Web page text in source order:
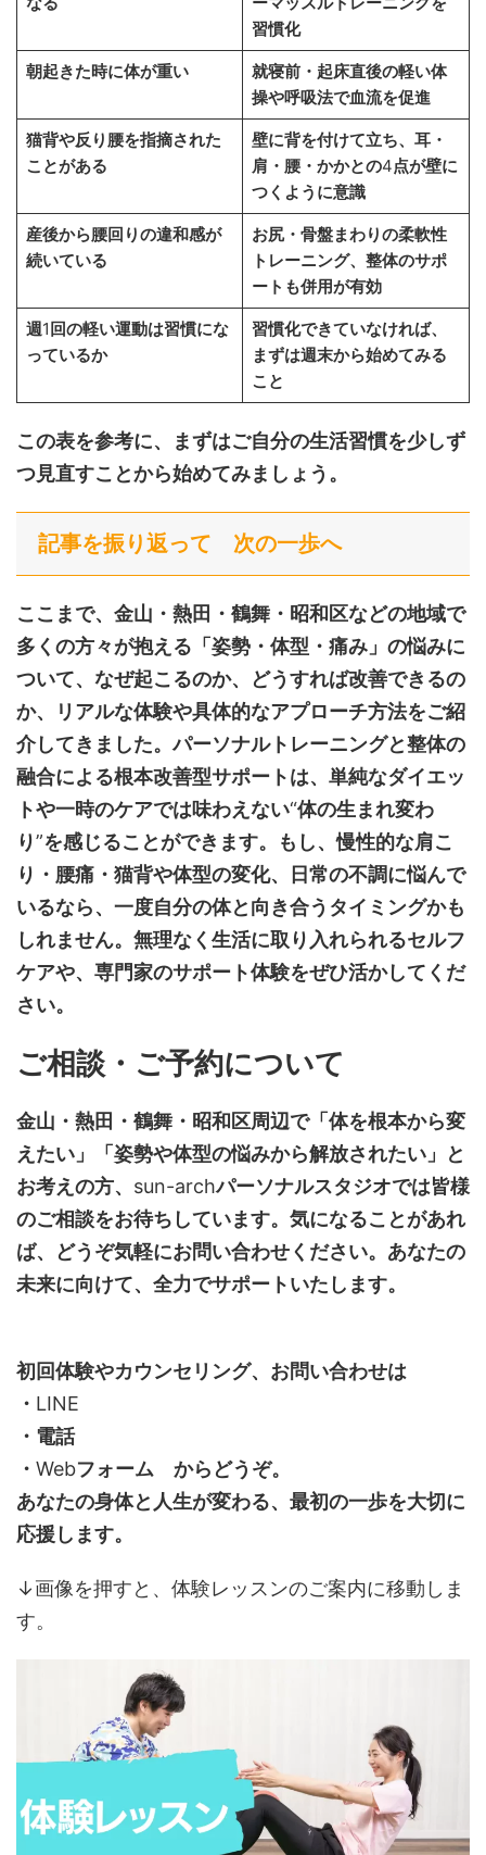
習慣化
朝起きた時に体が重い
就寝前・起床直後の軽い体
操や呼吸法で血流を促進
猫背や反り腰を指摘された
ことがある
壁に背を付けて立ち、耳・
肩・腰・かかとの4点が壁に
つくように意識
産後から腰回りの違和感が
続いている
お尻・骨盤まわりの柔軟性
トレーニング、整体のサポ
ートも併用が有効
週1回の軽い運動は習慣にな
っているか
習慣化できていなければ、
まずは週末から始めてみる
こと
この表を参考に、まずはご自分の生活習慣を少しず
つ見直すことから始めてみましょう。
記事を振り返って 次の一歩へ
ここまで、金山・熱田・鶴舞・昭和区などの地域で
多くの方々が抱える「姿勢・体型・痛み」の悩みに
ついて、なぜ起こるのか、どうすれば改善できるの
か、リアルな体験や具体的なアプローチ方法をご紹
介してきました。パーソナルトレーニングと整体の
融合による根本改善型サポートは、単純なダイエッ
トや一時のケアでは味わえない“体の生まれ変わ
り”を感じることができます。もし、慢性的な肩こ
り・腰痛・猫背や体型の変化、日常の不調に悩んで
いるなら、一度自分の体と向き合うタイミングかも
しれません。無理なく生活に取り入れられるセルフ
ケアや、専門家のサポート体験をぜひ活かしてくだ
さい。
ご相談・ご予約について
金山・熱田・鶴舞・昭和区周辺で「体を根本から変
えたい」「姿勢や体型の悩みから解放されたい」と
お考えの方、 sun-archパーソナルスタジオでは皆様
のご相談をお待ちしています。気になることがあれ
ば、どうぞ気軽にお問い合わせください。あなたの
未来に向けて、全力でサポートいたします。
初回体験やカウンセリング、お問い合わせは
・ LINE
・電話
・ Webフォーム
からどうぞ。
あなたの身体と人生が変わる、最初の一歩を大切に
応援します。
↓画像を押すと、体験レッスンのご案内に移動しま
す。